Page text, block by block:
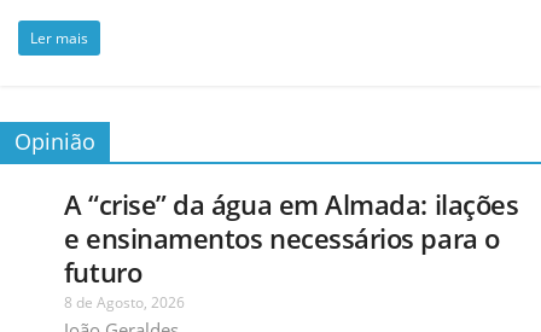
Ler mais
Opinião
A “crise” da água em Almada: ilações
e ensinamentos necessários para o
futuro
8 de Agosto, 2026